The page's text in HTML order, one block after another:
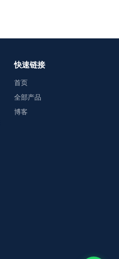
快速链接
首页
全部产品
博客